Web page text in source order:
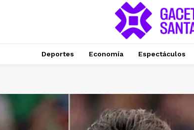
Deportes Economía Espectáculos